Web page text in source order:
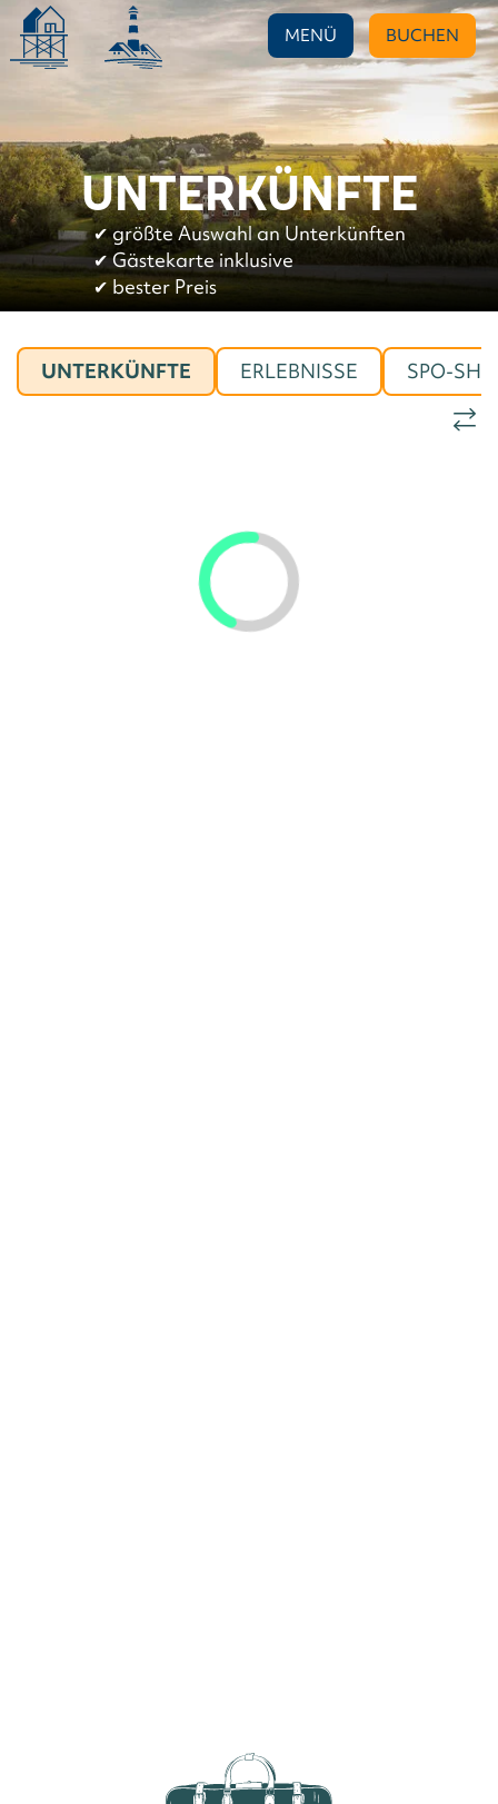
MENÜ BUCHEN
UNTERKÜNFTE
✔︎größte Auswahl an Unterkünften
✔︎Gästekarte inklusive
✔︎ bester Preis
UNTERKÜNFTE ERLEBNISSE SPO-